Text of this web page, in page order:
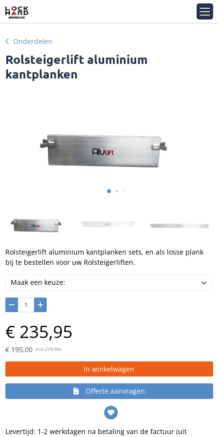
Onderdelen
Rolsteigerlift aluminium
kantplanken
Rolsteigerlift aluminium kantplanken sets, en als losse plank
bij te bestellen voor uw Rolsteigerliften.
€ 235,95
€ 195,00 excl. 21% btw
In winkelwagen
Offerte aanvragen
Levertijd: 1-2 werkdagen na betaling van de factuur (uit